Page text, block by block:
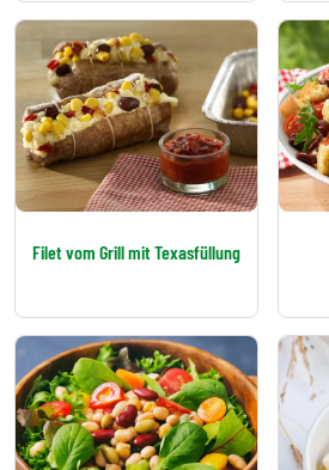
Filet vom Grill mit Texasfüllung